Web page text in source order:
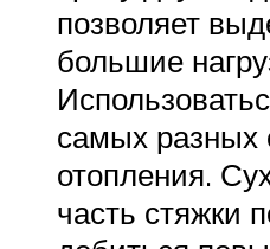
позволяет
большие
самых разных
отопления.
часть стяжки